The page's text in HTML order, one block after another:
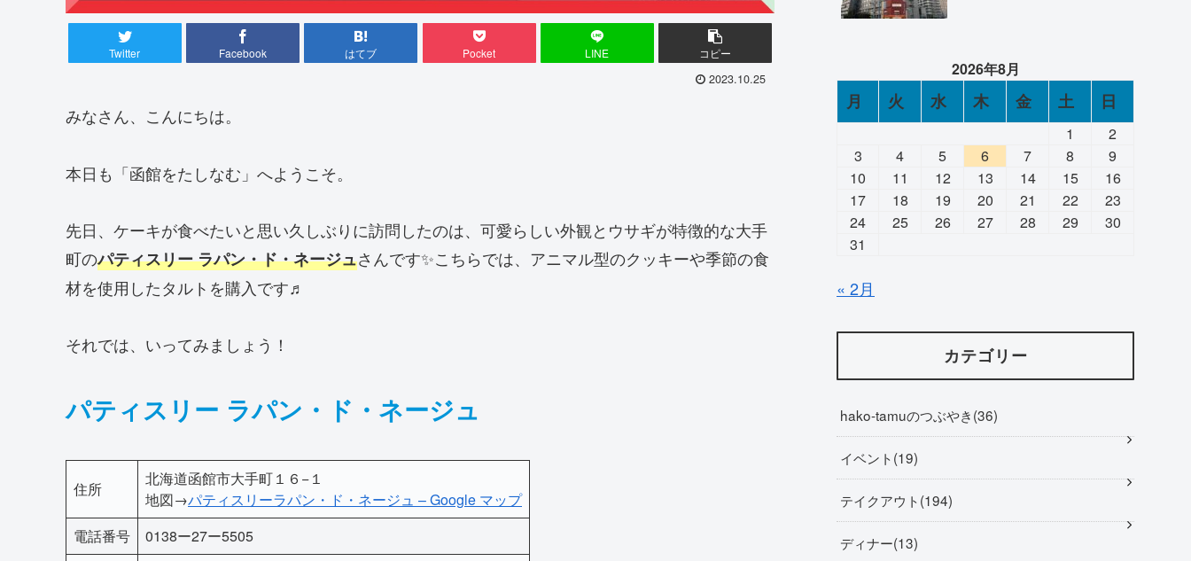
Twitter Facebook はてブ Pocket LINE コピー
2023.10.25
みなさん、こんにちは。
本日も「函館をたしなむ」へようこそ。
先日、ケーキが食べたいと思い久しぶりに訪問したのは、可愛らしい外観とウサギが特徴的な大手
町のパティスリー ラパン・ド・ネージュさんです✨こちらでは、アニマル型のクッキーや季節の食
材を使用したタルトを購入です♬
それでは、いってみましょう！
パティスリー ラパン・ド・ネージュ
住所
北海道函館市大手町１６−１
地図→パティスリーラパン・ド・ネージュ – Google マップ
電話番号
0138ー27ー5505
2026年8月
月 火 水 木 金 土 日
1
2
3
4 5 6 7 8
9
10
11 12 13 14 15
16
17
18 19 20 21 22
23
24
25 26 27 28 29
30
31
« 2月
カテゴリー
hako-tamuのつぶやき 36
イベント 19
テイクアウト 194
ディナー 13